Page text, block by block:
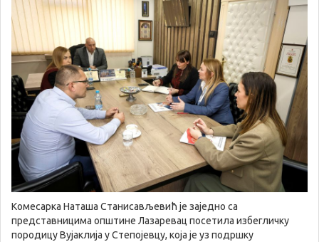
Комесарка Наташа Станисављевић је заједно са
представницима општине Лазаревац посетила избегличку
породицу Вујаклија у Степојевцу, која је уз подршку